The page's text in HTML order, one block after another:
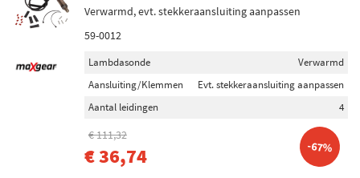
Verwarmd, evt. stekkeraansluiting aanpassen
59-0012
Lambdasonde
Verwarmd
Aansluiting/Klemmen
Evt. stekkeraansluiting aanpassen
Aantal leidingen
4
€ 111,32
€ 36,74 -67%